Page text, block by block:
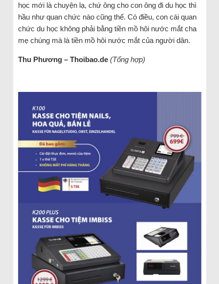
học mới là chuyện lạ, chứ ông cho con ông đi du học thì
hầu như quan chức nào cũng thế. Có điều, con cái quan
chức du học không phải bằng tiền mồ hôi nước mắt cha
mẹ chúng mà là tiền mồ hôi nước mắt của người dân.
Thu Phương – Thoibao.de(Tổng hợp)